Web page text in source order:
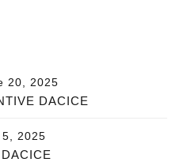
20, 2025
DACICE
2025